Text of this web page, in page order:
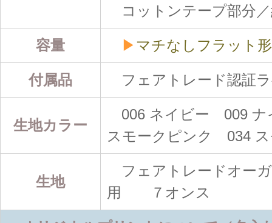
コットンテープ部分／
容量 ▶マチなしフラット
付属品 フェアトレード認証
生地カラー
006 ネイビー 009 ナ
スモークピンク 034
生地
フェアトレードオー
用 ７オンス